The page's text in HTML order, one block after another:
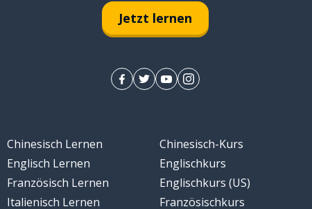
Jetzt lernen
Chinesisch Lernen
Englisch Lernen
Französisch Lernen
Italienisch Lernen
Chinesisch-Kurs
Englischkurs
Englischkurs (US)
Französischkurs